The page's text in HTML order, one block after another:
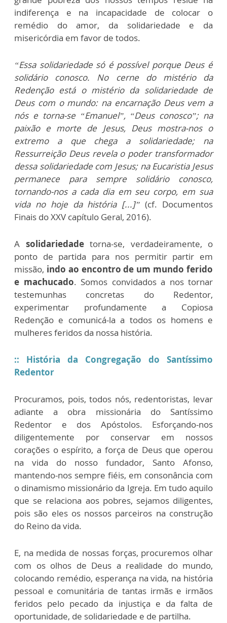
indiferença e na incapacidade de colocar o
remédio do amor, da solidariedade e da
misericórdia em favor de todos.
“Essa solidariedade só é possível porque Deus é
solidário conosco. No cerne do mistério da
Redenção está o mistério da solidariedade de
Deus com o mundo: na encarnação Deus vem a
nós e torna-se “Emanuel”, “Deus conosco”; na
paixão e morte de Jesus, Deus mostra-nos o
extremo a que chega a solidariedade; na
Ressurreição Deus revela o poder transformador
dessa solidariedade com Jesus; na Eucaristia Jesus
permanece para sempre solidário conosco,
tornando-nos a cada dia em seu corpo, em sua
vida no hoje da história [...]”(cf. Documentos
Finais do XXV capítulo Geral, 2016).
A solidariedadetorna-se, verdadeiramente, o
ponto de partida para nos permitir partir em
missão, indo ao encontro de um mundo ferido
e machucado. Somos convidados a nos tornar
testemunhas concretas do Redentor,
experimentar profundamente a Copiosa
Redenção e comunicá-la a todos os homens e
mulheres feridos da nossa história.
:: História da Congregação do Santíssimo
Redentor
Procuramos, pois, todos nós, redentoristas, levar
adiante a obra missionária do Santíssimo
Redentor e dos Apóstolos. Esforçando-nos
diligentemente por conservar em nossos
corações o espírito, a força de Deus que operou
na vida do nosso fundador, Santo Afonso,
mantendo-nos sempre fiéis, em consonância com
o dinamismo missionário da Igreja. Em tudo aquilo
que se relaciona aos pobres, sejamos diligentes,
pois são eles os nossos parceiros na construção
do Reino da vida.
E, na medida de nossas forças, procuremos olhar
com os olhos de Deus a realidade do mundo,
colocando remédio, esperança na vida, na história
pessoal e comunitária de tantas irmãs e irmãos
feridos pelo pecado da injustiça e da falta de
oportunidade, de solidariedade e de partilha.